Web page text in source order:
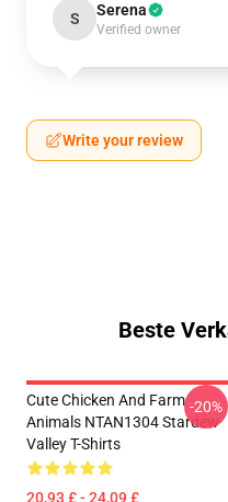
S Serena
Verified owner
Write your review
Beste
Cute Chicken And Farm
Animals NTAN1304 Stardew
Valley T-Shirts
20,93 £ - 24,09 £
-20%